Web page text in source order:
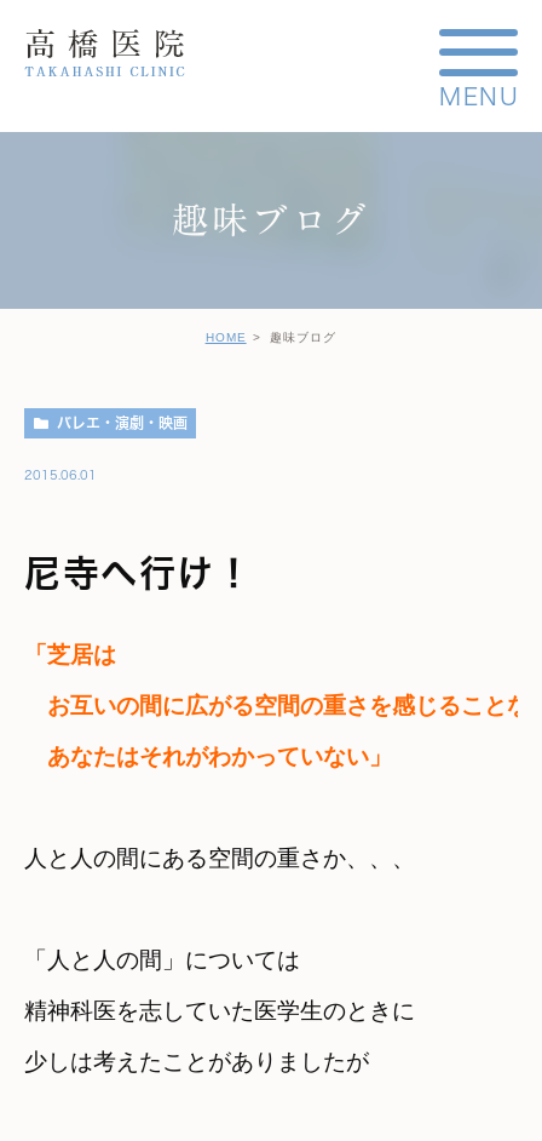
趣味ブログ
HOME 趣味ブログ
バレエ・演劇・映画
2015.06.01
尼寺へ行け！
「芝居は
お互いの間に広がる空間の重さを感じること
あなたはそれがわかっていない」
人と人の間にある空間の重さか、、、
「人と人の間」については
精神科医を志していた医学生のときに
少しは考えたことがありましたが